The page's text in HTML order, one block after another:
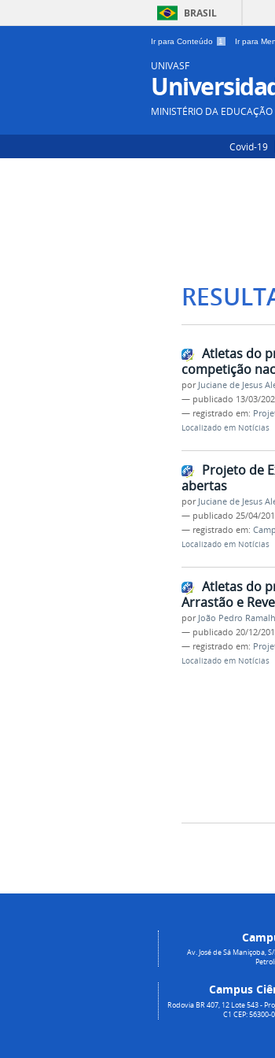
BRASIL
Ir para Conteúdo 1 Ir para
UNIVASF
MINISTÉRIO DA EDUCAÇÃO
Covid-19
Atletas do
competição
por Juciane de Jesus
— publicado 13/03/
— registrado em:
Localizado em Notícias
Projeto de
abertas
por Juciane de Jesus
— publicado 25/04/
— registrado em:
Localizado em Notícias
Atletas do
Arrastão e
por João Pedro
— publicado 20/12/
— registrado em:
Localizado em Notícias
Av. José de Sá Maniçoba,
Campus
Rodovia BR 407, 12 Lote 543 -
C1 CEP: 56300-